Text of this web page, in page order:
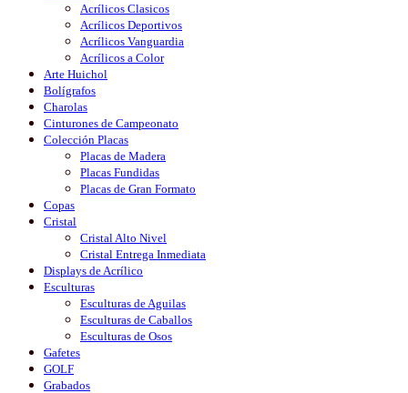
Acrílicos Clasicos
Acrílicos Deportivos
Acrílicos Vanguardia
Acrílicos a Color
Arte Huichol
Bolígrafos
Charolas
Cinturones de Campeonato
Colección Placas
Placas de Madera
Placas Fundidas
Placas de Gran Formato
Copas
Cristal
Cristal Alto Nivel
Cristal Entrega Inmediata
Displays de Acrílico
Esculturas
Esculturas de Aguilas
Esculturas de Caballos
Esculturas de Osos
Gafetes
GOLF
Grabados